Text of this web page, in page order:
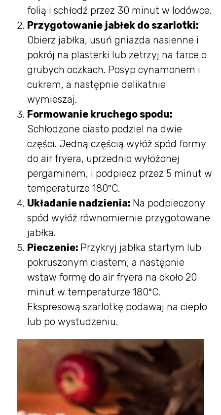
folią i schłodź przez 30 minut w lodówce.
Przygotowanie jabłek do szarlotki:
Obierz jabłka, usuń gniazda nasienne i
pokrój na plasterki lub zetrzyj na tarce o
grubych oczkach. Posyp cynamonem i
cukrem, a następnie delikatnie
wymieszaj.
Formowanie kruchego spodu:
Schłodzone ciasto podziel na dwie
części. Jedną częścią wyłóż spód formy
do air fryera, uprzednio wyłożonej
pergaminem, i podpiecz przez 5 minut w
temperaturze 180°C.
Układanie nadzienia: Na podpieczony
spód wyłóż równomiernie przygotowane
jabłka.
Pieczenie: Przykryj jabłka startym lub
pokruszonym ciastem, a następnie
wstaw formę do air fryera na około 20
minut w temperaturze 180°C.
Ekspresową szarlotkę podawaj na ciepło
lub po wystudzeniu.